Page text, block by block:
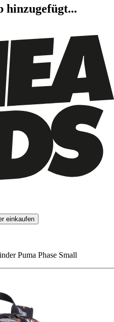
einkaufen
Puma Phase Small